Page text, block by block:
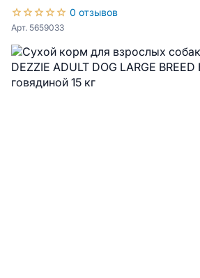
0 отзывов
Арт. 5659033